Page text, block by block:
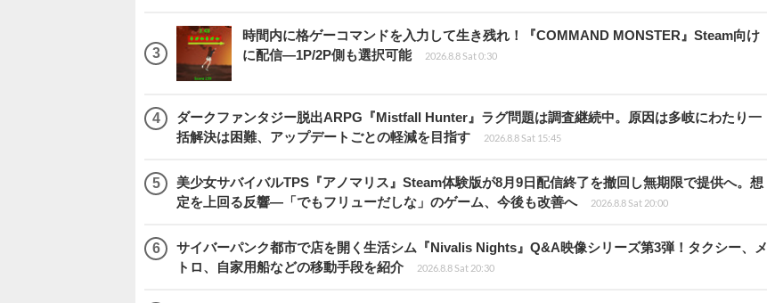
時間内に格ゲーコマンドを入力して生き残れ！『COMMAND MONSTER』Steam向け
に配信―1P/2P側も選択可能
2026.8.8 Sat 0:30
ダークファンタジー脱出ARPG『Mistfall Hunter』ラグ問題は調査継続中。原因は多岐にわたり一
括解決は困難、アップデートごとの軽減を目指す
2026.8.8 Sat 15:45
美少女サバイバルTPS『アノマリス』Steam体験版が8月9日配信終了を撤回し無期限で提供へ。想
定を上回る反響―「でもフリューだしな」のゲーム、今後も改善へ
2026.8.8 Sat 20:00
サイバーパンク都市で店を開く生活シム『Nivalis Nights』Q&A映像シリーズ第3弾！タクシー、メ
トロ、自家用船などの移動手段を紹介
2026.8.8 Sat 20:30